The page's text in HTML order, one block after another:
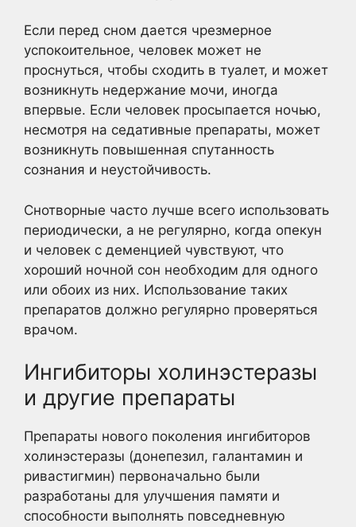
Если перед сном дается чрезмерное
успокоительное, человек может не
проснуться, чтобы сходить в туалет, и может
возникнуть недержание мочи, иногда
впервые. Если человек просыпается ночью,
несмотря на седативные препараты, может
возникнуть повышенная спутанность
сознания и неустойчивость.
Снотворные часто лучше всего использовать
периодически, а не регулярно, когда опекун
и человек с деменцией чувствуют, что
хороший ночной сон необходим для одного
или обоих из них. Использование таких
препаратов должно регулярно проверяться
врачом.
Ингибиторы холинэстеразы
и другие препараты
Препараты нового поколения ингибиторов
холинэстеразы (донепезил, галантамин и
ривастигмин) первоначально были
разработаны для улучшения памяти и
способности выполнять повседневную